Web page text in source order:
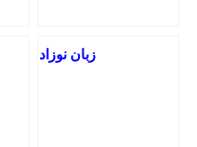
زبان نوزاد